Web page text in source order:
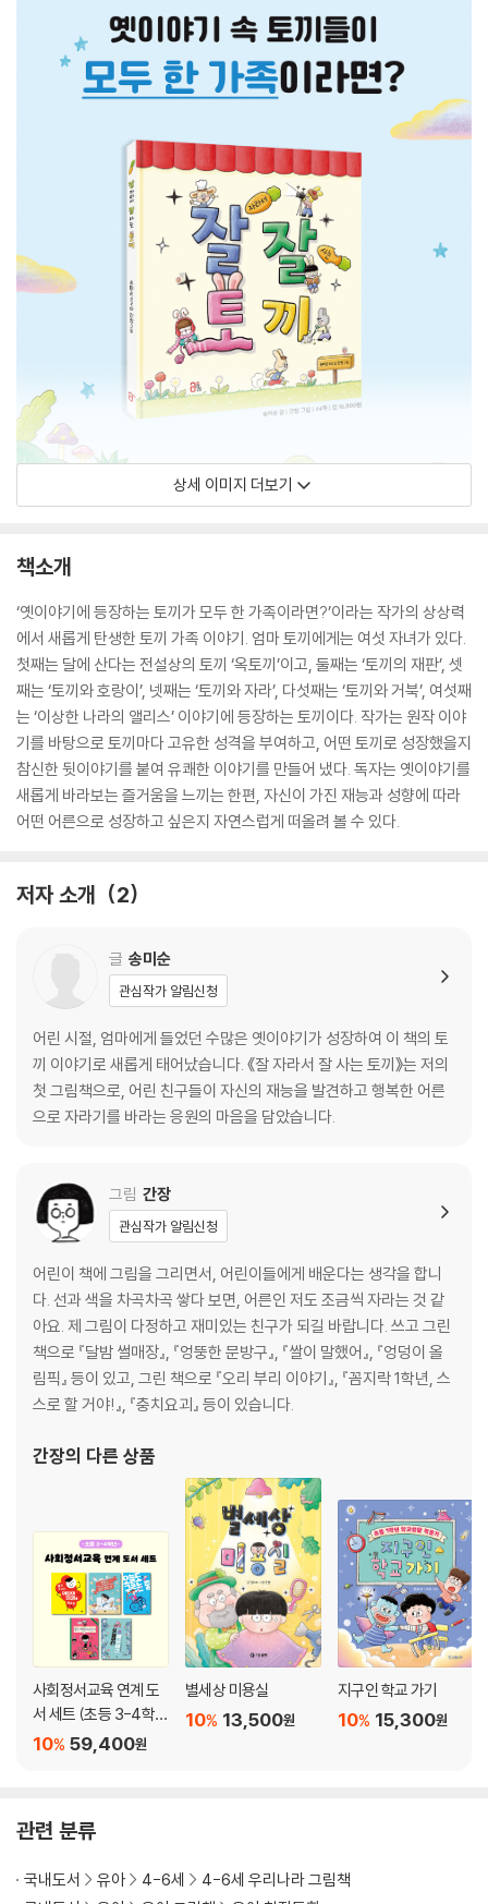
상세 이미지 더보기
책소개
‘옛이야기에 등장하는 토끼가 모두 한 가족이라면?’이라는 작가의 상상력
에서 새롭게 탄생한 토끼 가족 이야기. 엄마 토끼에게는 여섯 자녀가 있다.
첫째는 달에 산다는 전설상의 토끼 ‘옥토끼’이고, 둘째는 ‘토끼의 재판’, 셋
째는 ‘토끼와 호랑이’, 넷째는 ‘토끼와 자라’, 다섯째는 ‘토끼와 거북’, 여섯째
는 ‘이상한 나라의 앨리스’ 이야기에 등장하는 토끼이다. 작가는 원작 이야
기를 바탕으로 토끼마다 고유한 성격을 부여하고, 어떤 토끼로 성장했을지
참신한 뒷이야기를 붙여 유쾌한 이야기를 만들어 냈다. 독자는 옛이야기를
새롭게 바라보는 즐거움을 느끼는 한편, 자신이 가진 재능과 성향에 따라
어떤 어른으로 성장하고 싶은지 자연스럽게 떠올려 볼 수 있다.
저자 소개 2
글 송미순
관심작가 알림신청
어린 시절, 엄마에게 들었던 수많은 옛이야기가 성장하여 이 책의 토
끼 이야기로 새롭게 태어났습니다. 《잘 자라서 잘 사는 토끼》는 저의
첫 그림책으로, 어린 친구들이 자신의 재능을 발견하고 행복한 어른
으로 자라기를 바라는 응원의 마음을 담았습니다.
그림 간장
관심작가 알림신청
어린이 책에 그림을 그리면서, 어린이들에게 배운다는 생각을 합니
다. 선과 색을 차곡차곡 쌓다 보면, 어른인 저도 조금씩 자라는 것 같
아요. 제 그림이 다정하고 재미있는 친구가 되길 바랍니다. 쓰고 그린
책으로 『달밤 썰매장』, 『엉뚱한 문방구』, 『쌀이 말했어』, 『엉덩이 올
림픽』 등이 있고, 그린 책으로 『오리 부리 이야기』, 『꼼지락 1학년, 스
스로 할 거야!』, 『충치요괴』 등이 있습니다.
간장의 다른 상품
사회정서교육 연계 도
서 세트 (초등 3-4학
년)
59,400원
10%
별세상 미용실
13,500원
10%
지구인 학교 가기
15,300원
10%
관련 분류
국내도서 유아 4-6세
4-6세 우리나라 그림책